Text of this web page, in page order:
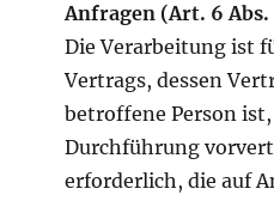
Anfragen (Art. 6 Abs.
Die Verarbeitung ist
Vertrags, dessen
betroffene Person
Durchführung
erforderlich, die auf